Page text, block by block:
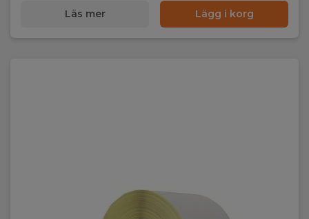
Läs mer Lägg i korg